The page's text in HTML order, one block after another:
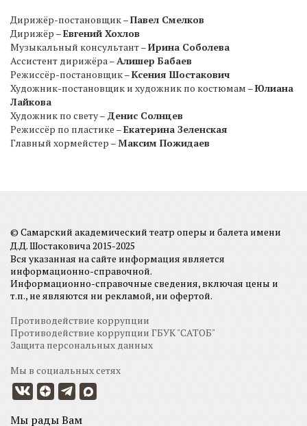
Дирижёр-постановщик –Павел Смелков
Дирижёр –Евгений Хохлов
Музыкальный консультант –Ирина Соболева
Ассистент дирижёра –Алишер Бабаев
Режиссёр-постановщик –Ксения Шостакович
Художник-постановщик и художник по костюмам –Юлиана
Лайкова
Художник по свету – Денис Солнцев
Режиссёр по пластике –Екатерина Зеленская
Главный хормейстер –Максим Пожидаев
© Самарский академический театр оперы и балета имени
Д.Д. Шостаковича 2015-2025
Вся указанная на сайте информация является
информационно-справочной.
Информационно-справочные сведения, включая цены и
т.п., не являются ни рекламой, ни офертой.
Противодействие коррупции
Противодействие коррупции ГБУК "САТОБ"
Защита персональных данных
Мы в социальных сетях
Мы рады Вам